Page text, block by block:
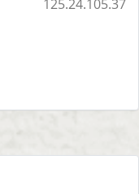
125.24.105.37